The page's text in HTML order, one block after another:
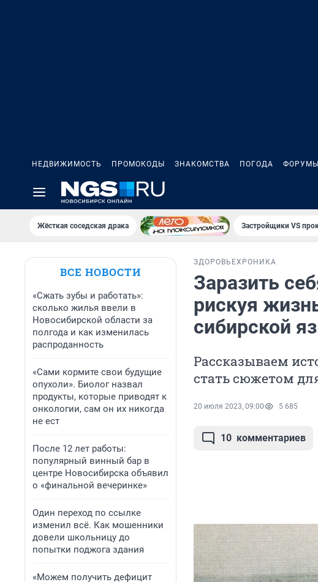
НЕДВИЖИМОСТЬ ПРОМОКОДЫ ЗНАКОМСТВА ПОГОДА ФОРУМЫ
Жёсткая соседская драка Застройщики VS
ВСЕ НОВОСТИ
«Сжать зубы и работать»:
сколько жилья ввели в
Новосибирской области за
полгода и как изменилась
распроданность
«Сами кормите свои будущие
опухоли». Биолог назвал
продукты, которые приводят к
онкологии, сам он их никогда
не ест
После 12 лет работы:
популярный винный бар в
центре Новосибирска объявил
о «финальной вечеринке»
Один переход по ссылке
изменил всё. Как мошенники
довели школьницу до
попытки поджога здания
«Можем получить дефицит
ЗДОРОВЬЕХРОНИКА
Заразить
рискуя
сибирской
Рассказываем
стать сюжетом
20 июля 2023, 09:00 5 685
10 комментариев